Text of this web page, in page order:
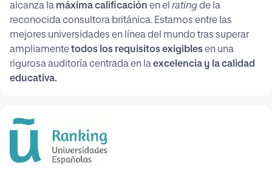
alcanza la máxima calificación en el ratingde la
reconocida consultora británica. Estamos entre las
mejores universidades en línea del mundo tras superar
ampliamentetodos los requisitos exigiblesen una
rigurosa auditoría centrada en laexcelencia y la calidad
educativa.